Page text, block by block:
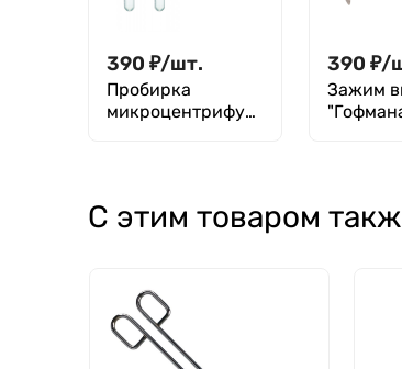
390 ₽/шт.
Пробирка
микроцентрифуж
390 ₽/
Зажим
С этим товаром